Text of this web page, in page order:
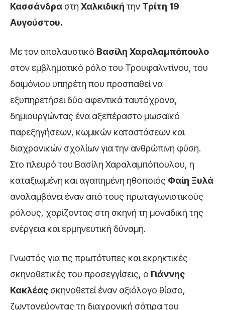
Κασσάνδρα στη Χαλκιδικήτην Τρίτη 19
Αυγούστου.
Με τον απολαυστικό Βασίλη Χαραλαμπόπουλο
στον εμβληματικό ρόλο του Τρουφαλντίνου, του
δαιμόνιου υπηρέτη που προσπαθεί να
εξυπηρετήσει δύο αφεντικά ταυτόχρονα,
δημιουργώντας ένα αξεπέραστο μωσαϊκό
παρεξηγήσεων, κωμικών καταστάσεων και
διαχρονικών σχολίων για την ανθρώπινη φύση.
Στο πλευρό του Βασίλη Χαραλαμπόπουλου, η
καταξιωμένη και αγαπημένη ηθοποιός Φαίη Ξυλά
αναλαμβάνει έναν από τους πρωταγωνιστικούς
ρόλους, χαρίζοντας στη σκηνή τη μοναδική της
ενέργεια και ερμηνευτική δύναμη.
Γνωστός για τις πρωτότυπες και εκρηκτικές
σκηνοθετικές του προσεγγίσεις, ο Γιάννης
Κακλέας σκηνοθετεί έναν αξιόλογο θίασο,
ζωντανεύοντας τη διαχρονική σάτιρα του